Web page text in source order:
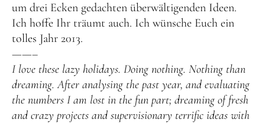
um drei Ecken gedachten überwältigenden Ideen.
Ich hoffe Ihr träumt auch. Ich wünsche Euch ein
tolles Jahr 2013.
——–
I love these lazy holidays. Doing nothing. Nothing than
dreaming. After analysing the past year, and evaluating
the numbers I am lost in the fun part; dreaming of fresh
and crazy projects and supervisionary terrific ideas with